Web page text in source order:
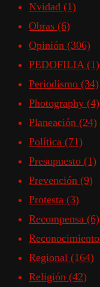
Nvidad (1)
Obras (6)
Opinión (306)
PEDOFILIA (1)
Periodismo (34)
Photography (4)
Planeación (24)
Política (71)
Presupuesto (1)
Prevención (9)
Protesta (3)
Recompensa (6)
Reconocimiento
Regional (164)
Religión (42)